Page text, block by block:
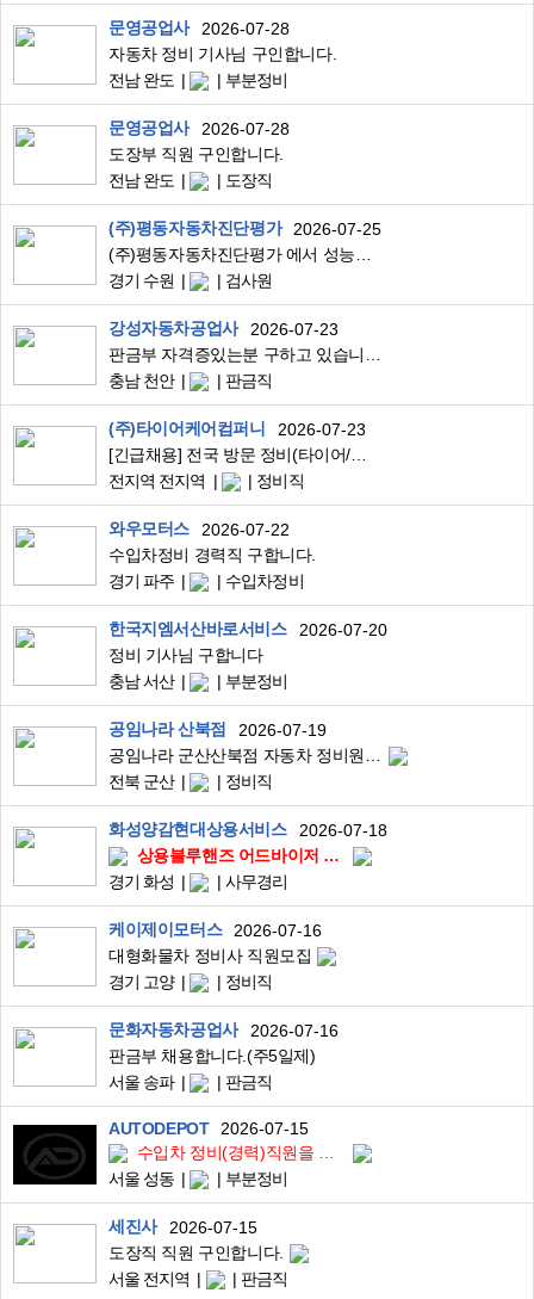
문영공업사
2026-07-28
자동차 정비 기사님 구인합니다.
전남 완도
부분정비
문영공업사
2026-07-28
도장부 직원 구인합니다.
전남 완도
도장직
(주)평동자동차진단평가
2026-07-25
경기 수원
검사원
강성자동차공업사
2026-07-23
충남 천안
판금직
(주)타이어케어컴퍼니
2026-07-23
전지역 전지역
정비직
와우모터스
2026-07-22
수입차정비 경력직 구합니다.
경기 파주
수입차정비
한국지엠서산바로서비스
2026-07-20
정비 기사님 구합니다
충남 서산
부분정비
공임나라 산북점
2026-07-19
전북 군산
정비직
화성양감현대상용서비스
2026-07-18
상용블루핸즈 어드바이저 채용합니다
경기 화성
사무경리
케이제이모터스
2026-07-16
대형화물차 정비사 직원모집
경기 고양
정비직
문화자동차공업사
2026-07-16
판금부 채용합니다.(주5일제)
서울 송파
판금직
AUTODEPOT
2026-07-15
수입차 정비(경력)직원을 모십니다.
서울 성동
부분정비
세진사
2026-07-15
도장직 직원 구인합니다.
서울 전지역
판금직